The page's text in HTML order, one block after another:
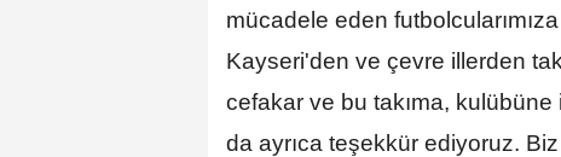
mücadele eden
Kayseri'den ve çevre illerden
cefakar ve bu takıma, kulübüne
da ayrıca teşekkür ediyoruz.